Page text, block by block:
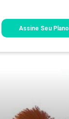
Assine Seu Plano